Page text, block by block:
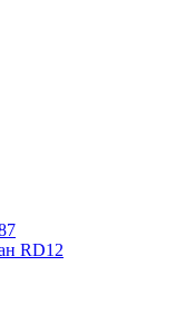
RD12